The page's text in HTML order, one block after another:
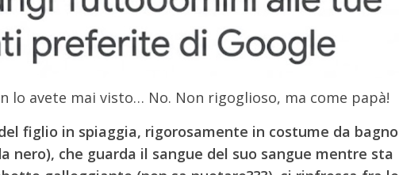
lo avete mai visto… No. Non rigoglioso, ma come papà!
figlio in spiaggia, rigorosamente in costume da bagno
nero), che guarda il sangue del suo sangue mentre sta